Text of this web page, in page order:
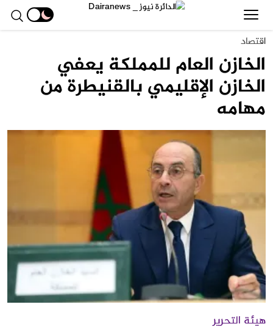
اقتصاد
الخازن العام للمملكة يعفي
الخازن الإقليمي بالقنيطرة من
مهامه
هيئة التحرير